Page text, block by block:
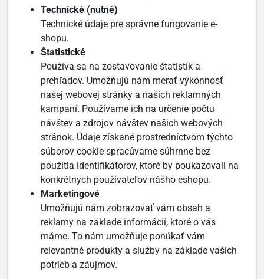
Technické (nutné)
Technické údaje pre správne fungovanie e-
shopu.
Štatistické
Používa sa na zostavovanie štatistík a
prehľadov. Umožňujú nám merať výkonnosť
našej webovej stránky a našich reklamných
kampaní. Používame ich na určenie počtu
návštev a zdrojov návštev našich webových
stránok. Údaje získané prostredníctvom týchto
súborov cookie spracúvame súhrnne bez
použitia identifikátorov, ktoré by poukazovali na
konkrétnych používateľov nášho eshopu.
Marketingové
Umožňujú nám zobrazovať vám obsah a
reklamy na základe informácií, ktoré o vás
máme. To nám umožňuje ponúkať vám
relevantné produkty a služby na základe vašich
potrieb a záujmov.